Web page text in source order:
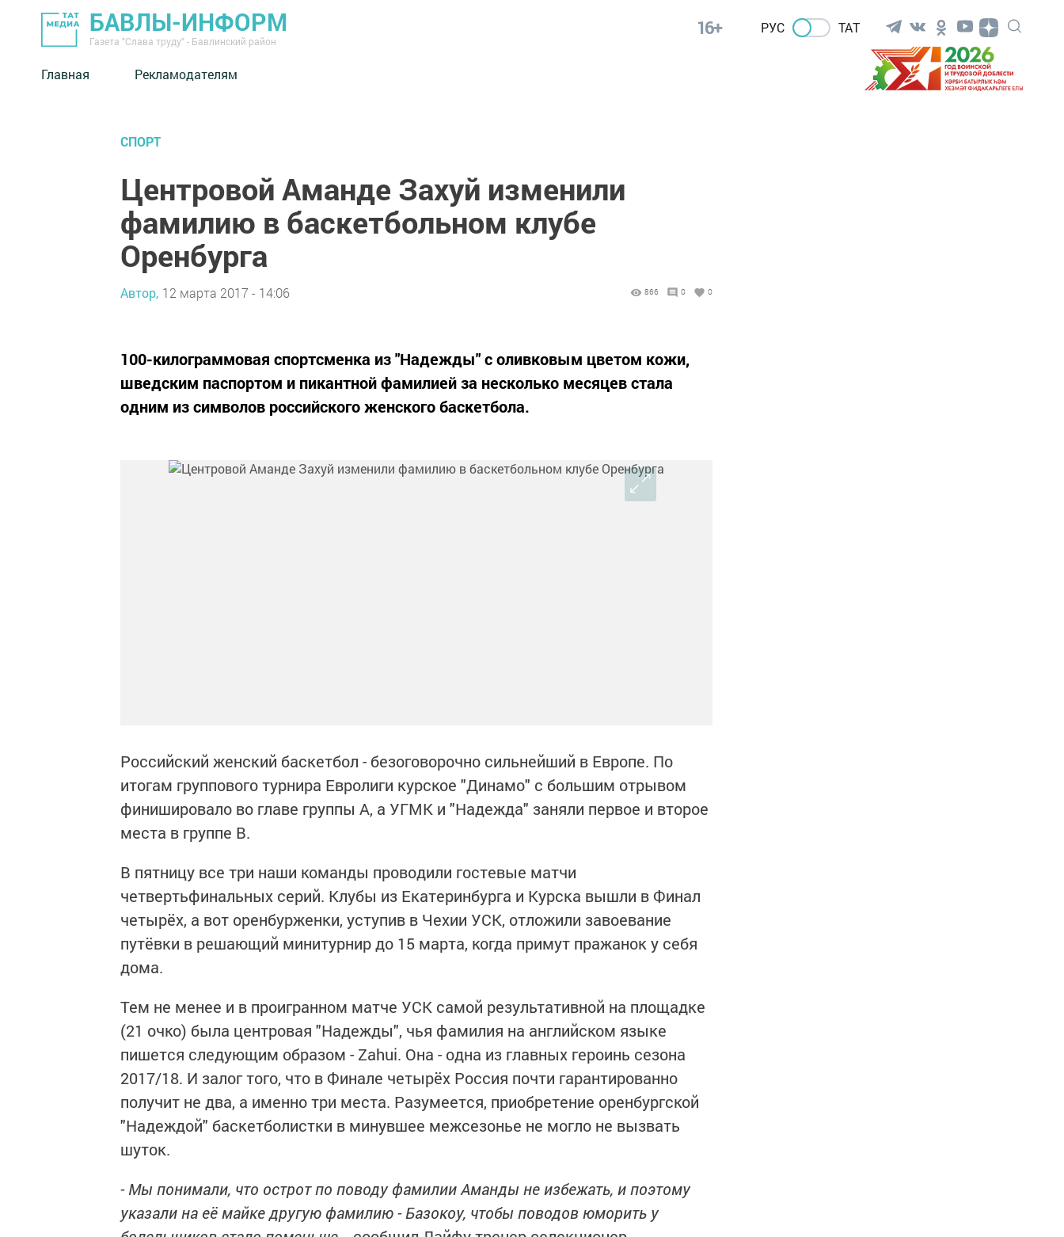
БАВЛЫ-ИНФОРМ
Газета "Слава труду" - Бавлинский район
16+ РУС ТАТ
Главная Рекламодателям
СПОРТ
Центровой Аманде Захуй изменили
фамилию в баскетбольном клубе
Оренбурга
Автор, 12 марта 2017 - 14:06 866 0 0
100-килограммовая спортсменка из "Надежды" с оливковым цветом кожи,
шведским паспортом и пикантной фамилией за несколько месяцев стала
одним из символов российского женского баскетбола.
Российский женский баскетбол - безоговорочно сильнейший в Европе. По
итогам группового турнира Евролиги курское "Динамо" с большим отрывом
финишировало во главе группы А, а УГМК и "Надежда" заняли первое и второе
места в группе В.
В пятницу все три наши команды проводили гостевые матчи
четвертьфинальных серий. Клубы из Екатеринбурга и Курска вышли в Финал
четырёх, а вот оренбурженки, уступив в Чехии УСК, отложили завоевание
путёвки в решающий минитурнир до 15 марта, когда примут пражанок у себя
дома.
Тем не менее и в проигранном матче УСК самой результативной на площадке
(21 очко) была центровая "Надежды", чья фамилия на английском языке
пишется следующим образом - Zahui. Она - одна из главных героинь сезона
2017/18. И залог того, что в Финале четырёх Россия почти гарантированно
получит не два, а именно три места. Разумеется, приобретение оренбургской
"Надеждой" баскетболистки в минувшее межсезонье не могло не вызвать
шуток.
- Мы понимали, что острот по поводу фамилии Аманды не избежать, и поэтому
указали на её майке другую фамилию - Базокоу, чтобы поводов юморить у